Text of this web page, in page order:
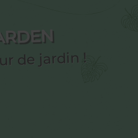
de jardin !